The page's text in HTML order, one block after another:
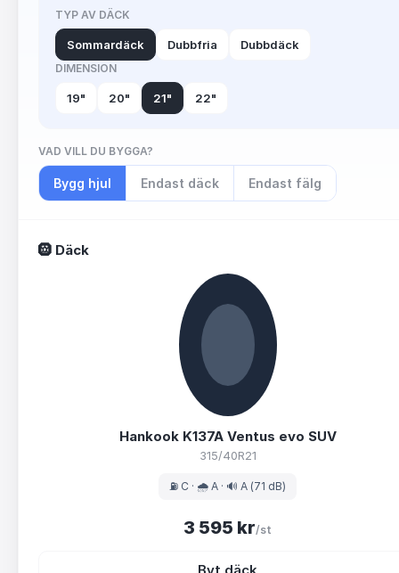
TYP AV DÄCK
Sommardäck Dubbfria Dubbdäck
DIMENSION
19" 20" 21" 22"
VAD VILL DU BYGGA?
Bygg hjul Endast däck Endast fälg
🛞 Däck
Hankook K137A Ventus evo SUV
315/40R21
⛽ C · 🌧 A · 🔊 A (71 dB)
3 595 kr/st